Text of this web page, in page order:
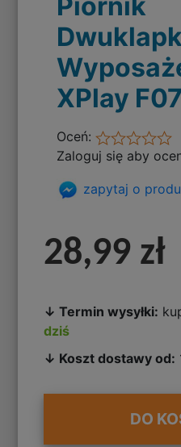
XPlay
Oceń:
Zaloguj się aby
zapytaj o
28,99 zł
↓ Termin wysyłki:
dziś
↓ Koszt dostawy od:
DO